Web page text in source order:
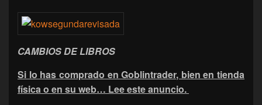
CAMBIOS DE LIBROS
Si lo has comprado en Goblintrader, bien en tienda
física o en su web… Lee este anuncio.